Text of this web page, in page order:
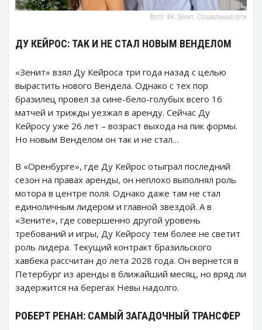
Фото: ФК Зенит, Социальные сети
ДУ КЕЙРОС: ТАК И НЕ СТАЛ НОВЫМ ВЕНДЕЛОМ
«Зенит» взял Ду Кейроса три года назад с целью
вырастить нового Вендела. Однако с тех пор
бразилец провел за сине-бело-голубых всего 16
матчей и трижды уезжал в аренду. Сейчас Ду
Кейросу уже 26 лет – возраст выхода на пик формы.
Но новым Венделом он так и не стал…
В «Оренбурге», где Ду Кейрос отыграл последний
сезон на правах аренды, он неплохо выполнял роль
мотора в центре поля. Однако даже там не стал
единоличным лидером и главной звездой. А в
«Зените», где совершенно другой уровень
требований и игры, Ду Кейросу тем более не светит
роль лидера. Текущий контракт бразильского
хавбека рассчитан до лета 2028 года. Он вернется в
Петербург из аренды в ближайший месяц, но вряд ли
задержится на берегах Невы надолго.
РОБЕРТ РЕНАН: САМЫЙ ЗАГАДОЧНЫЙ ТРАНСФЕР